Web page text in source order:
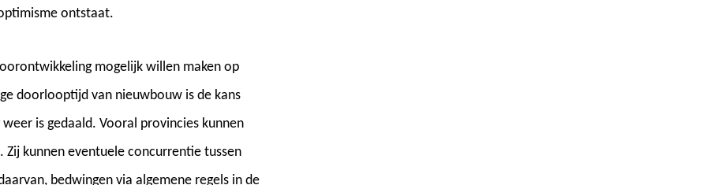
ontstaat.
mogelijk willen maken op
doorlooptijd van nieuwbouw is de kans
is gedaald. Vooral provincies kunnen
kunnen eventuele concurrentie tussen
bedwingen via algemene regels in de